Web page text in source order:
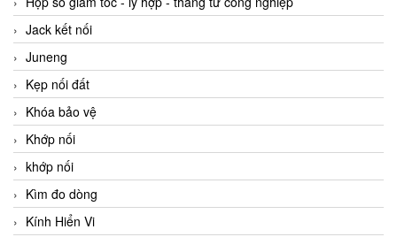
Jack kết nối
Juneng
Kẹp nối đất
Khóa bảo vệ
Khớp nối
khớp nối
Kìm đo dòng
Kính Hiển Vi